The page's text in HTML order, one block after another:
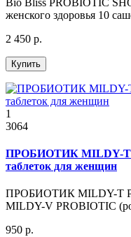
женского здоровья 10
2 450 р.
Купить
1
3064
ПРОБИОТИК MILDY-T
таблеток для женщин
ПРОБИОТИК MILDY-T
MILDY-V PROBIOTIC
950 р.